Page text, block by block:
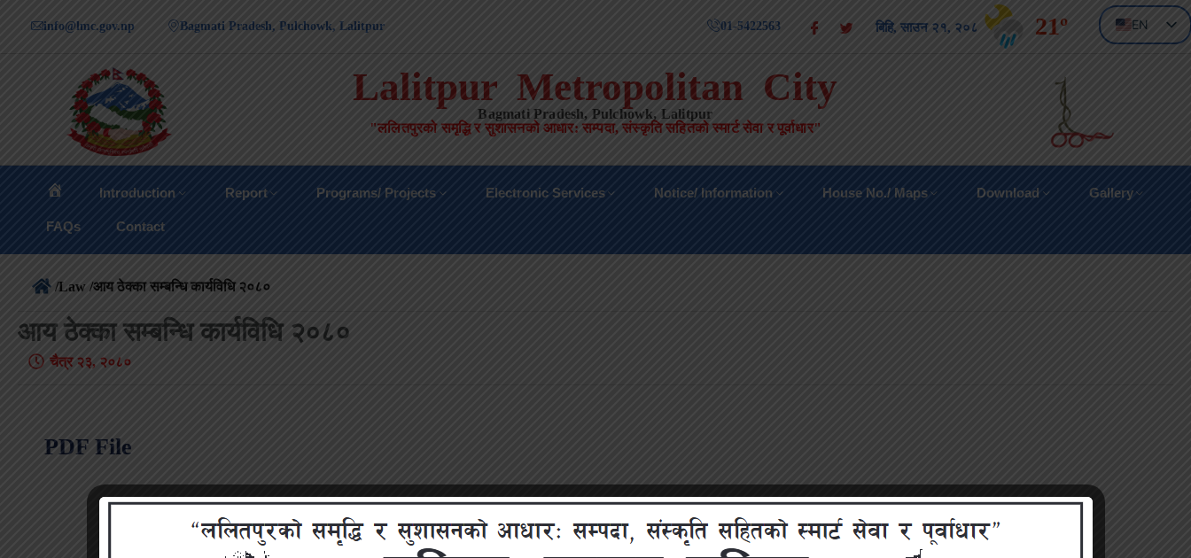
info@lmc.gov.np Bagmati Pradesh, Pulchowk, Lalitpur 01-5422563 बिहि, साउन २१, २०८३ 21º
EN
Lalitpur Metropolitan City
Bagmati Pradesh, Pulchowk, Lalitpur
"ललितपुरको समृद्धि र सुशासनको आधार: सम्पदा,संस्कृति सहितको स्मार्ट सेवा र पूर्वाधार"
Introduction Report Programs/ Projects Electronic Services Notice/ Information House No./ Maps Download Gallery
FAQs Contact
/Law /आय ठेक्का सम्बन्धि कार्यविधि २०८०
आय ठेक्का सम्बन्धि कार्यविधि २०८०
चैत्र २३, २०८०
PDF File